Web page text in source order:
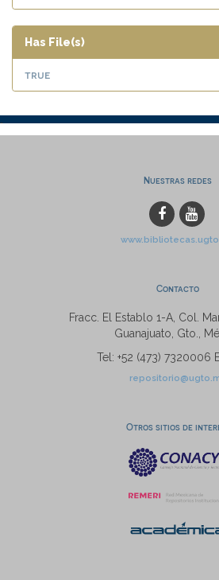
Has File(s)
true
Nuestras redes
Contacto
Fracc. El Establo 1-A, Col.
Guanajuato, Gto.,
Tel: +52 (473) 7320006
Otros sitios de